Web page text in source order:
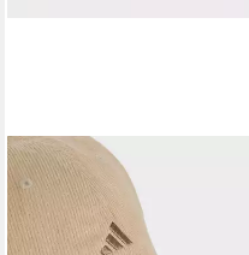
ADIDAS PERFORMANCE
Baseball Cap CORDUROY
CAP für Erwachsene, im
sportlichen Stil